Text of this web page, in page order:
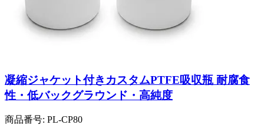
凝縮ジャケット付きカスタムPTFE吸収瓶 耐腐食
性・低バックグラウンド・高純度
商品番号: PL-CP80